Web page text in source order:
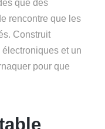
que des
rencontre que les
Construit
et un
pour que